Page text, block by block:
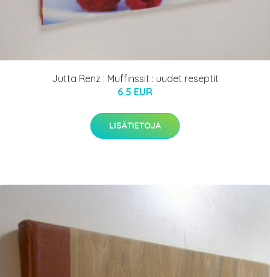
Jutta Renz : Muffinssit : uudet reseptit
6.5 EUR
LISÄTIETOJA